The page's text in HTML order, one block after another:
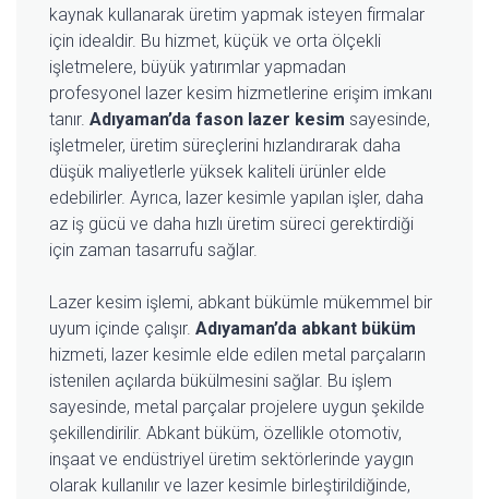
kaynak kullanarak üretim yapmak isteyen firmalar
için idealdir. Bu hizmet, küçük ve orta ölçekli
işletmelere, büyük yatırımlar yapmadan
profesyonel lazer kesim hizmetlerine erişim imkanı
tanır. Adıyaman’da fason lazer kesim sayesinde,
işletmeler, üretim süreçlerini hızlandırarak daha
düşük maliyetlerle yüksek kaliteli ürünler elde
edebilirler. Ayrıca, lazer kesimle yapılan işler, daha
az iş gücü ve daha hızlı üretim süreci gerektirdiği
için zaman tasarrufu sağlar.
Lazer kesim işlemi, abkant bükümle mükemmel bir
uyum içinde çalışır. Adıyaman’da abkant büküm
hizmeti, lazer kesimle elde edilen metal parçaların
istenilen açılarda bükülmesini sağlar. Bu işlem
sayesinde, metal parçalar projelere uygun şekilde
şekillendirilir. Abkant büküm, özellikle otomotiv,
inşaat ve endüstriyel üretim sektörlerinde yaygın
olarak kullanılır ve lazer kesimle birleştirildiğinde,